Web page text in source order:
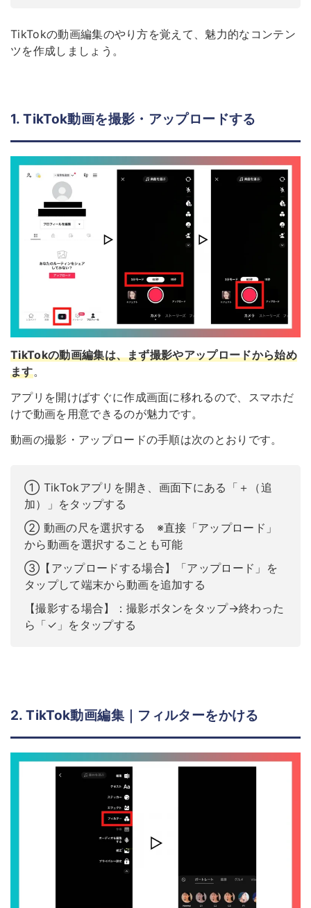
TikTokの動画編集のやり方を覚えて、魅力的なコンテン
ツを作成しましょう。
1. TikTok動画を撮影・アップロードする
TikTokの動画編集は、まず撮影やアップロードから始め
ます。
アプリを開けばすぐに作成画面に移れるので、スマホだ
けで動画を用意できるのが魅力です。
動画の撮影・アップロードの手順は次のとおりです。
① TikTokアプリを開き、画面下にある「＋（追
加）」をタップする
② 動画の尺を選択する ※直接「アップロード」
から動画を選択することも可能
③【アップロードする場合】「アップロード」を
タップして端末から動画を追加する
【撮影する場合】：撮影ボタンをタップ→終わった
ら「✓」をタップする
2. TikTok動画編集｜フィルターをかける